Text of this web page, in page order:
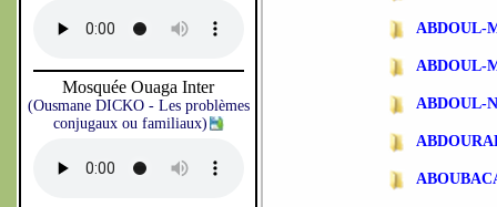
Mosquée Ouaga Inter
(Ousmane DICKO - Les problèmes
conjugaux ou familiaux)
ABDOUL-
ABDOUL-
ABDOUL-